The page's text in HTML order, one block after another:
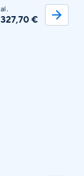
al.
327,70 €